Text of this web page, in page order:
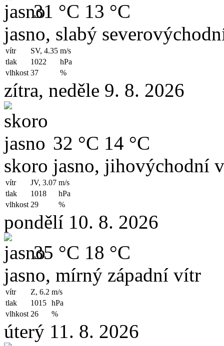
31 °C 13 °C
jasno, slabý
vítr SV, 4.35 m/s
tlak
1022
hPa
vlhkost 37 %
zítra, neděle 9. 8. 2026
32 °C 14 °C
skoro jasno, jihovýchodní
vítr JV, 3.07 m/s
tlak
1018
hPa
vlhkost 29 %
pondělí 10. 8. 2026
35 °C 18 °C
jasno, mírný západní vítr
vítr Z, 6.2 m/s
tlak
1015 hPa
vlhkost 26 %
úterý 11. 8. 2026